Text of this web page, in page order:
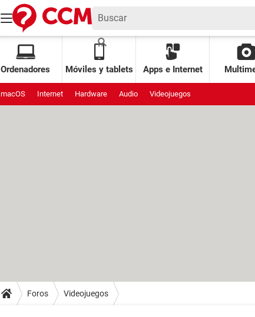
Ordenadores Móviles y tablets Apps e Internet
macOS Internet Hardware Audio Videojuegos
Foros Videojuegos